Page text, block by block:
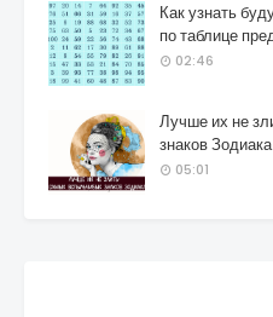
Как узнать
по таблице
02:46
Лучше их не
знаков Зодиака
05:01